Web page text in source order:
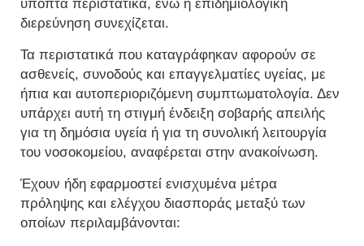
ύποπτα περιστατικά, ενώ η επιδημιολογική
διερεύνηση συνεχίζεται.
Τα περιστατικά που καταγράφηκαν αφορούν σε
ασθενείς, συνοδούς και επαγγελματίες υγείας, με
ήπια και αυτοπεριοριζόμενη συμπτωματολογία. Δεν
υπάρχει αυτή τη στιγμή ένδειξη σοβαρής απειλής
για τη δημόσια υγεία ή για τη συνολική λειτουργία
του νοσοκομείου, αναφέρεται στην ανακοίνωση.
Έχουν ήδη εφαρμοστεί ενισχυμένα μέτρα
πρόληψης και ελέγχου διασποράς μεταξύ των
οποίων περιλαμβάνονται: